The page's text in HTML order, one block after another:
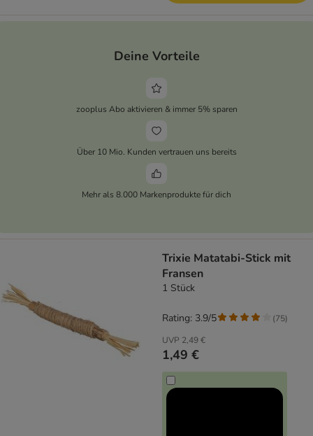
Deine Vorteile
zooplus Abo aktivieren & immer 5% sparen
Über 10 Mio. Kunden vertrauen uns bereits
Mehr als 8.000 Markenprodukte für dich
Trixie Matatabi-Stick mit
Fransen
1 Stück
UVP 2,49 €
1,49 €
Rating: 3.9/5 (75)